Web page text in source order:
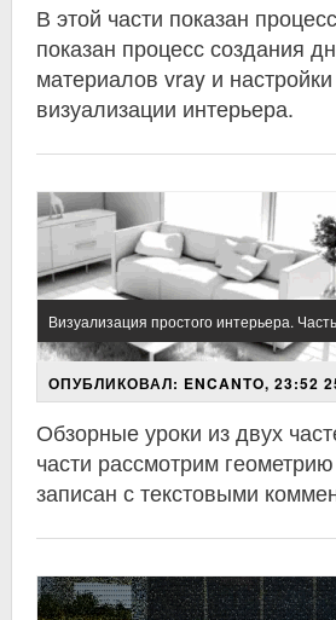
В этой части показан
показан процесс создания
материалов vray и
визуализации интерьера.
Визуализация простого интерьера.
ОПУБЛИКОВАЛ: ENCANTO, 23:52
Обзорные уроки из двух
части рассмотрим
записан с текстовыми